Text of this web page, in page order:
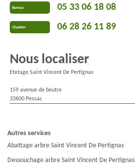
Bureau 05 33 06 18 08
Chantier 06 28 26 11 89
Nous localiser
Etetage Saint Vincent De Pertignas
159 avenue de beutre
33600 Pessac
Autres services
Abattage arbre Saint Vincent De Pertignas
Dessouchage arbre Saint Vincent De Pertignas